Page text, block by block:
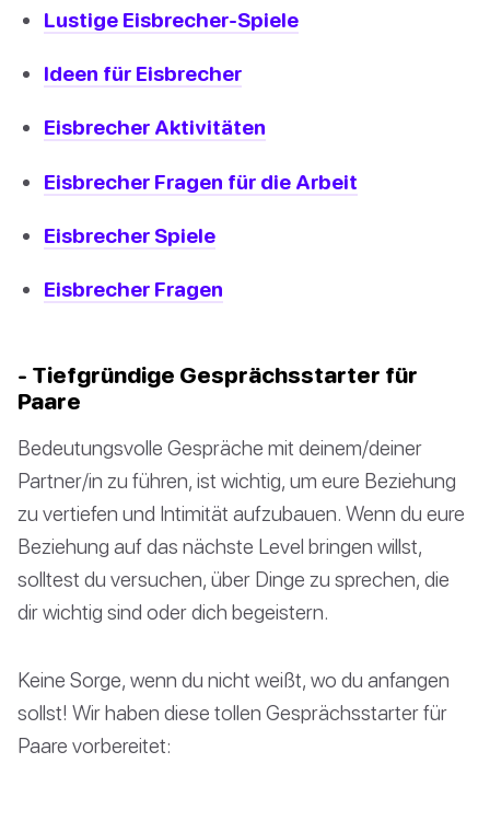
Lustige Eisbrecher-Spiele
Ideen für Eisbrecher
Eisbrecher Aktivitäten
Eisbrecher Fragen für die Arbeit
Eisbrecher Spiele
Eisbrecher Fragen
- Tiefgründige Gesprächsstarter für
Paare
Bedeutungsvolle Gespräche mit deinem/deiner
Partner/in zu führen, ist wichtig, um eure Beziehung
zu vertiefen und Intimität aufzubauen. Wenn du eure
Beziehung auf das nächste Level bringen willst,
solltest du versuchen, über Dinge zu sprechen, die
dir wichtig sind oder dich begeistern.
Keine Sorge, wenn du nicht weißt, wo du anfangen
sollst! Wir haben diese tollen Gesprächsstarter für
Paare vorbereitet: